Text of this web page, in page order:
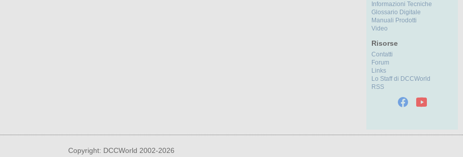
Informazioni Tecniche
Glossario Digitale
Manuali Prodotti
Video
Risorse
Contatti
Forum
Links
Lo Staff di DCCWorld
RSS
Copyright: DCCWorld 2002-2026